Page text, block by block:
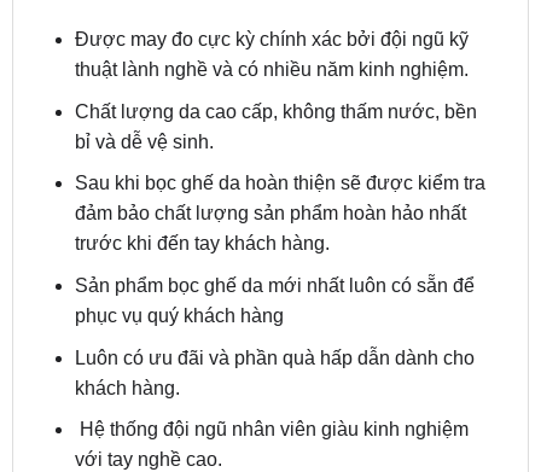
Được may đo cực kỳ chính xác bởi đội ngũ kỹ
thuật lành nghề và có nhiều năm kinh nghiệm.
Chất lượng da cao cấp, không thấm nước, bền
bỉ và dễ vệ sinh.
Sau khi bọc ghế da hoàn thiện sẽ được kiểm tra
đảm bảo chất lượng sản phẩm hoàn hảo nhất
trước khi đến tay khách hàng.
Sản phẩm bọc ghế da mới nhất luôn có sẵn để
phục vụ quý khách hàng
Luôn có ưu đãi và phần quà hấp dẫn dành cho
khách hàng.
Hệ thống đội ngũ nhân viên giàu kinh nghiệm
với tay nghề cao.